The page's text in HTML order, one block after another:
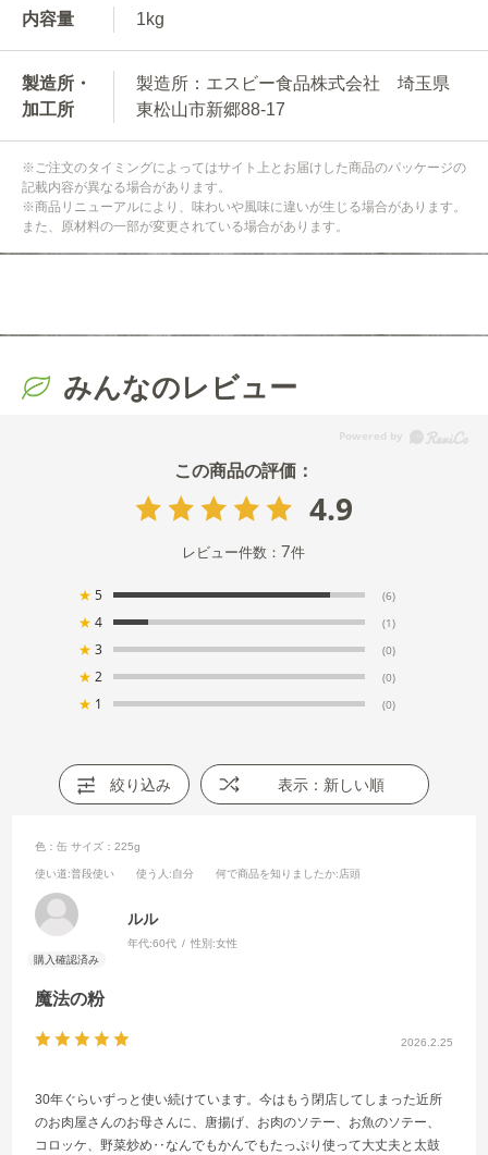
内容量 1kg
製造所・
加工所
製造所：エスビー食品株式会社 埼玉県
東松山市新郷88-17
※ご注文のタイミングによってはサイト上とお届けした商品のパッケージの
記載内容が異なる場合があります。
※商品リニューアルにより、味わいや風味に違いが生じる場合があります。
また、原材料の一部が変更されている場合があります。
みんなのレビュー
4.9
レビュー件数：7件
★ 5 (6)
★ 4 (1)
★ 3 (0)
★ 2 (0)
★ 1 (0)
絞り込み 表示：新しい順
2026.2.25
魔法の粉
色：缶 サイズ：225g
使い道:普段使い 使う人 :自分 何で商品を知りましたか:店頭
ルル
年代:60代 性別:女性
30年ぐらいずっと使い続けています。今はもう閉店してしまった近所
のお肉屋さんのお母さんに、唐揚げ、お肉のソテー、お魚のソテー、
コロッケ、野菜炒め‥なんでもかんでもたっぷり使って大丈夫と太鼓